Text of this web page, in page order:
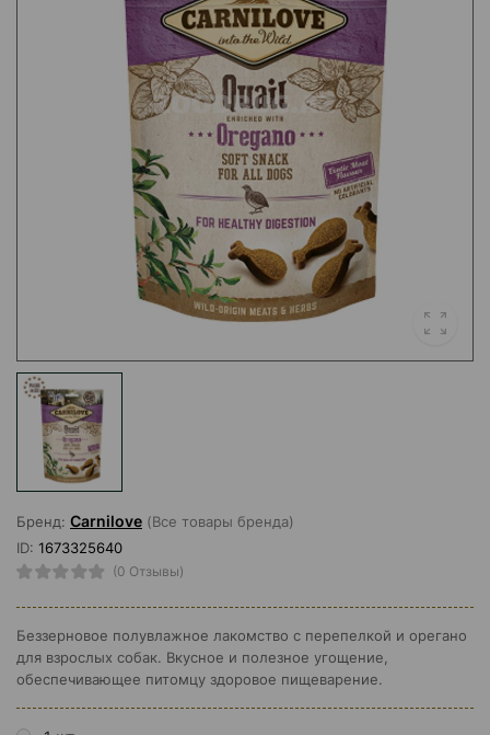
Бренд: Carnilove (Все товары бренда)
ID: 1673325640
(0 Отзывы)
Беззерновое полувлажное лакомство с перепелкой и орегано
для взрослых собак. Вкусное и полезное угощение,
обеспечивающее питомцу здоровое пищеварение.